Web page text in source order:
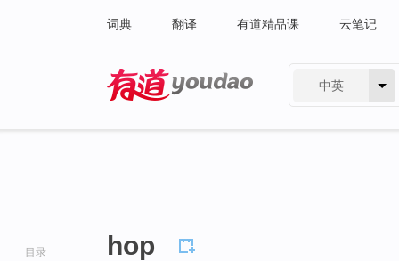
词典 翻译 有道精品课 云笔记
中英
目录 hop